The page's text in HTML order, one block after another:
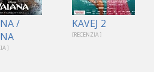
/
]
KAVEJ 2
[RECENZIA ]